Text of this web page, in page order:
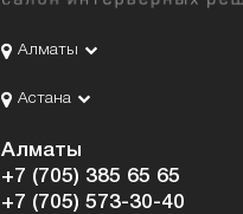
Алматы
Астана
Алматы
+7 (705) 385 65 65
+7 (705) 573-30-40